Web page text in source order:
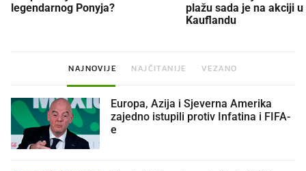
legendarnog Ponyja?
plažu sada je na akciji u
Kauflandu
NAJNOVIJE NAJČITANIJE VEZANO
Europa, Azija i Sjeverna Amerika
zajedno istupili protiv Infatina i FIFA-
e